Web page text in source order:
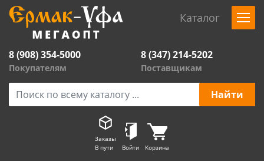
Каталог
8 (908) 354-5000
Покупателям
8 (347) 214-5202
Поставщикам
Заказы
В пути
Войти Корзина